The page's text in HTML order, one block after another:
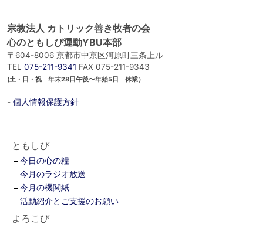
宗教法人 カトリック善き牧者の会
心のともしび運動YBU本部
〒604-8006 京都市中京区河原町三条上ル
TEL 075-211-9341 FAX 075-211-9343
(土・日・祝 年末28日午後〜年始5日 休業）
- 個人情報保護方針
ともしび
今日の心の糧
今月のラジオ放送
今月の機関紙
活動紹介とご支援のお願い
よろこび